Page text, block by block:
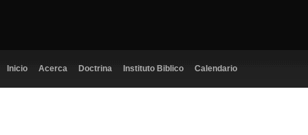
Inicio Acerca Doctrina Instituto Biblico Calendario